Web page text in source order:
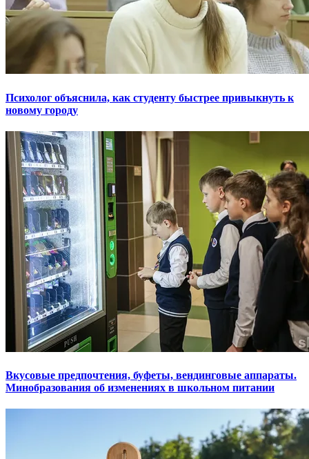
Психолог объяснила, как студенту быстрее привыкнуть к
новому городу
Вкусовые предпочтения, буфеты, вендинговые аппараты.
Минобразования об изменениях в школьном питании